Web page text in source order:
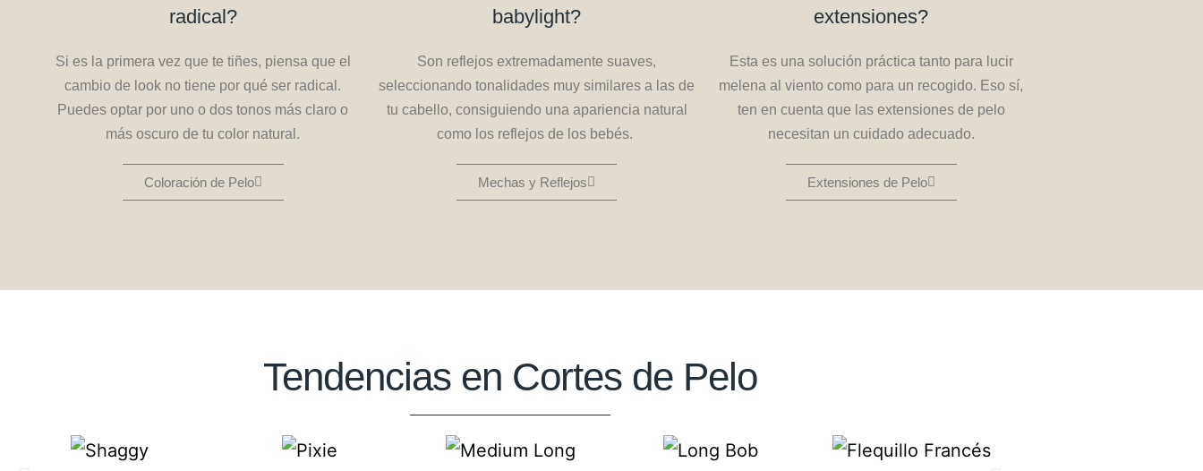
radical?
Si es la primera vez que te tiñes, piensa que el
cambio de look no tiene por qué ser radical.
Puedes optar por uno o dos tonos más claro o
más oscuro de tu color natural.
Coloración de Pelo
babylight?
Son reflejos extremadamente suaves,
seleccionando tonalidades muy similares a las de
tu cabello, consiguiendo una apariencia natural
como los reflejos de los bebés.
Mechas y Reflejos
extensiones?
Esta es una solución práctica tanto para lucir
melena al viento como para un recogido. Eso sí,
ten en cuenta que las extensiones de pelo
necesitan un cuidado adecuado.
Extensiones de Pelo
Tendencias en Cortes de Pelo